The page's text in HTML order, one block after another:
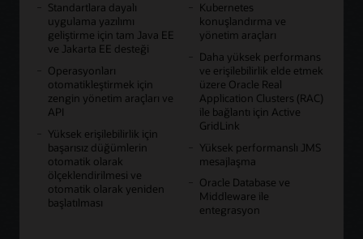
Standartlara dayalı
uygulama yazılımı
geliştirme için tam Java EE
ve Jakarta EE desteği
Operasyonları
otomatikleştirmek için
zengin yönetim araçları ve
API
Yüksek erişilebilirlik için
başarısız düğümlerin
otomatik olarak
ölçeklendirilmesi ve
otomatik olarak yeniden
başlatılması
Kubernetes
konuşlandırma ve
yönetim araçları
Daha yüksek performans
ve erişilebilirlik elde etmek
üzere Oracle Real
Application Clusters (RAC)
ile bağlantı için Active
GridLink
Yüksek performanslı JMS
mesajlaşma
Oracle Database ve
Middleware ile
entegrasyon